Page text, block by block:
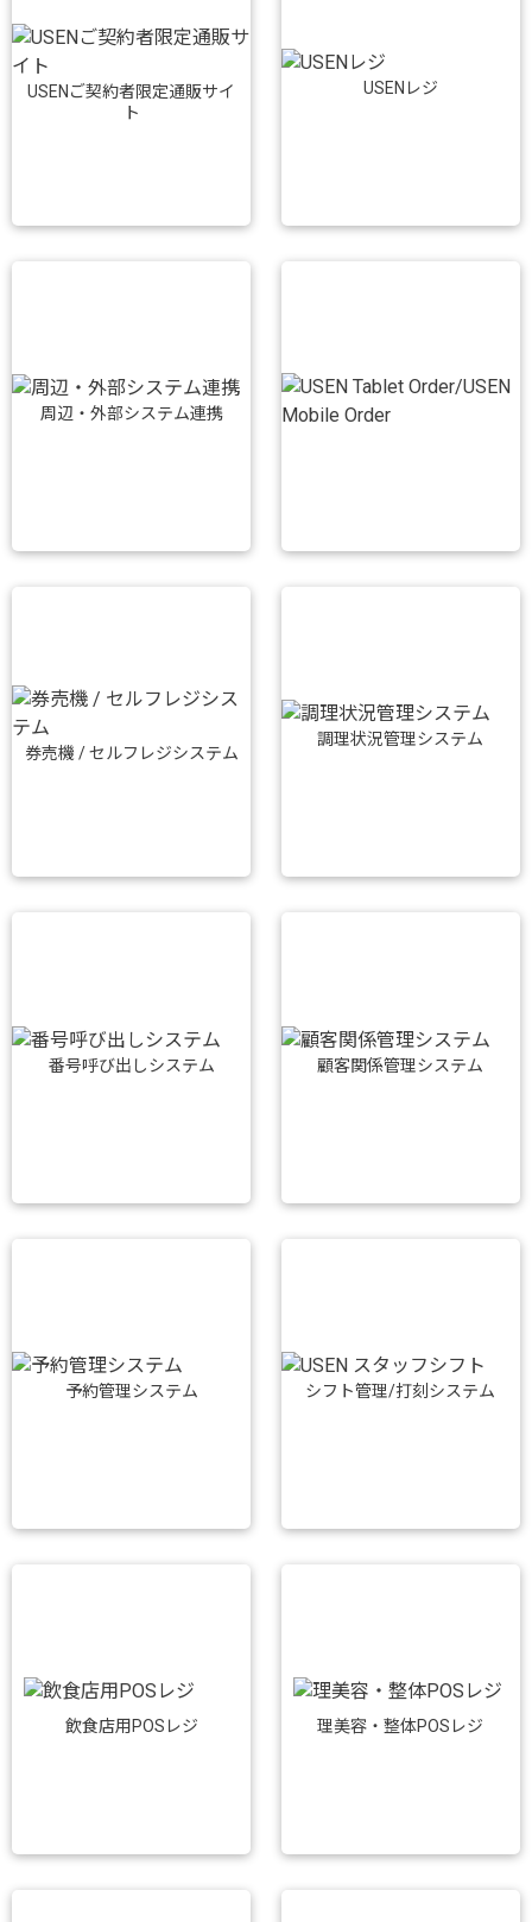
USENご契約者限定通販サイ
ト
USENレジ
周辺・外部システム連携
券売機 / セルフレジシステム
調理状況管理システム
番号呼び出しシステム 顧客関係管理システム
予約管理システム シフト管理/打刻システム
飲食店用POSレジ 理美容・整体POSレジ